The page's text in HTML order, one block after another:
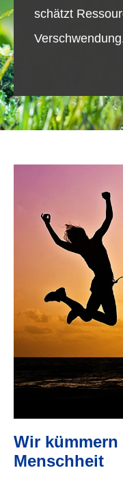
schätzt
Wir
Menschheit